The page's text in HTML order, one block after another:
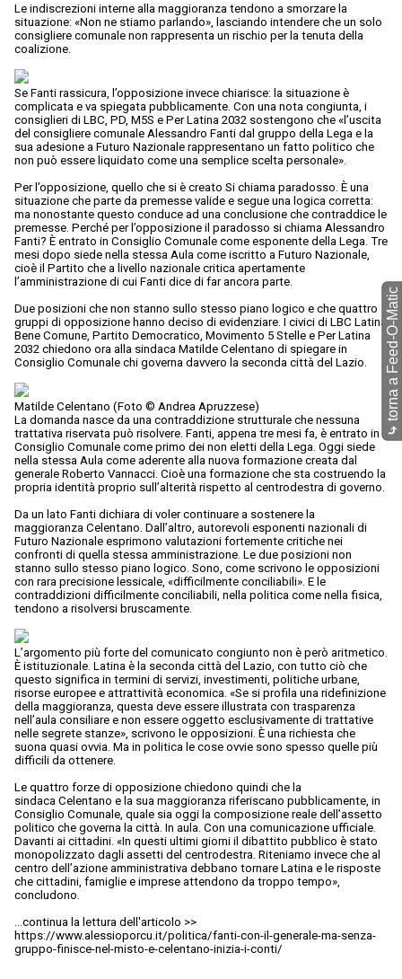
Le indiscrezioni interne alla maggioranza tendono a smorzare la
situazione: «Non ne stiamo parlando», lasciando intendere che un solo
consigliere comunale non rappresenta un rischio per la tenuta della
coalizione.
Se Fanti rassicura, l’opposizione invece chiarisce: la situazione è
complicata e va spiegata pubblicamente. Con una nota congiunta, i
consiglieri di LBC, PD, M5S e Per Latina 2032 sostengono che «l’uscita
del consigliere comunale Alessandro Fanti dal gruppo della Lega e la
sua adesione a Futuro Nazionale rappresentano un fatto politico che
non può essere liquidato come una semplice scelta personale».
Per l’opposizione, quello che si è creato Si chiama paradosso. È una
situazione che parte da premesse valide e segue una logica corretta:
ma nonostante questo conduce ad una conclusione che contraddice le
premesse. Perché per l’opposizione il paradosso si chiama Alessandro
Fanti? È entrato in Consiglio Comunale come esponente della Lega. Tre
mesi dopo siede nella stessa Aula come iscritto a Futuro Nazionale,
cioè il Partito che a livello nazionale critica apertamente
l’amministrazione di cui Fanti dice di far ancora parte.
Due posizioni che non stanno sullo stesso piano logico e che quattro
gruppi di opposizione hanno deciso di evidenziare. I civici di LBC Latina
Bene Comune, Partito Democratico, Movimento 5 Stelle e Per Latina
2032 chiedono ora alla sindaca Matilde Celentano di spiegare in
Consiglio Comunale chi governa davvero la seconda città del Lazio.
Matilde Celentano (Foto © Andrea Apruzzese)
La domanda nasce da una contraddizione strutturale che nessuna
trattativa riservata può risolvere. Fanti, appena tre mesi fa, è entrato in
Consiglio Comunale come primo dei non eletti della Lega. Oggi siede
nella stessa Aula come aderente alla nuova formazione creata dal
generale Roberto Vannacci. Cioè una formazione che sta costruendo la
propria identità proprio sull’alterità rispetto al centrodestra di governo.
Da un lato Fanti dichiara di voler continuare a sostenere la
maggioranza Celentano. Dall’altro, autorevoli esponenti nazionali di
Futuro Nazionale esprimono valutazioni fortemente critiche nei
confronti di quella stessa amministrazione. Le due posizioni non
stanno sullo stesso piano logico. Sono, come scrivono le opposizioni
con rara precisione lessicale, «difficilmente conciliabili». E le
contraddizioni difficilmente conciliabili, nella politica come nella fisica,
tendono a risolversi bruscamente.
L’argomento più forte del comunicato congiunto non è però aritmetico.
È istituzionale. Latina è la seconda città del Lazio, con tutto ciò che
questo significa in termini di servizi, investimenti, politiche urbane,
risorse europee e attrattività economica. «Se si profila una ridefinizione
della maggioranza, questa deve essere illustrata con trasparenza
nell’aula consiliare e non essere oggetto esclusivamente di trattative
nelle segrete stanze», scrivono le opposizioni. È una richiesta che
suona quasi ovvia. Ma in politica le cose ovvie sono spesso quelle più
difficili da ottenere.
Le quattro forze di opposizione chiedono quindi che la
sindaca Celentano e la sua maggioranza riferiscano pubblicamente, in
Consiglio Comunale, quale sia oggi la composizione reale dell’assetto
politico che governa la città. In aula. Con una comunicazione ufficiale.
Davanti ai cittadini. «In questi ultimi giorni il dibattito pubblico è stato
monopolizzato dagli assetti del centrodestra. Riteniamo invece che al
centro dell’azione amministrativa debbano tornare Latina e le risposte
che cittadini, famiglie e imprese attendono da troppo tempo»,
concludono.
...continua la lettura dell'articolo >>
https://www.alessioporcu.it/politica/fanti-con-il-generale-ma-senza-
gruppo-finisce-nel-misto-e-celentano-inizia-i-conti/
⤷
torna a Feed-O-Matic